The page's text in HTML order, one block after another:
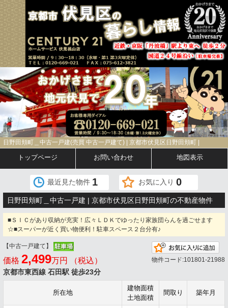
日野田頬町＿中古一戸建(売買 中古一戸建て) | 京都市伏見区日野田頬町 |
トップページ お問い合わせ 地図表示
最近見た物件 1 お気に入り 0
日野田頬町＿中古一戸建 | 京都市伏見区日野田頬町の不動産物件
■ＳＩＣがあり収納が充実！広々ＬＤＫでゆったり家族団らんを過ごせます
☆■スーパーが近く買い物便利！駐車スペース２台分有♪
【中古一戸建て】
価格 2,499万円 （税込）
京都市東西線 石田駅 徒歩23分
物件コード:101801-21988
所在地
建物面積
土地面積
間取り 築年月